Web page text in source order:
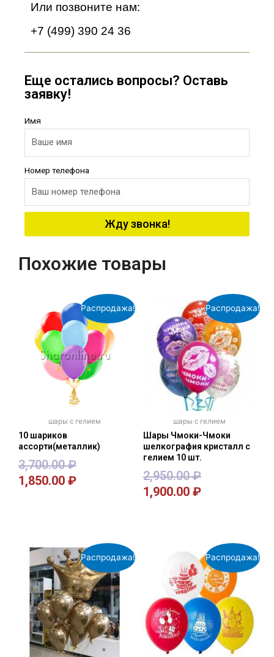
Или позвоните нам:
+7 (499) 390 24 36
Еще остались вопросы? Оставь
заявку!
Имя
Номер телефона
Жду звонка!
Похожие товары
Распродажа!
шары с гелием
10 шариков
ассорти(металлик)
3,700.00₽
1,850.00 ₽
Распродажа!
шары с гелием
Шары Чмоки-Чмоки
шелкография кристалл с
гелием 10 шт.
2,950.00₽
1,900.00 ₽
Распродажа! Распродажа!